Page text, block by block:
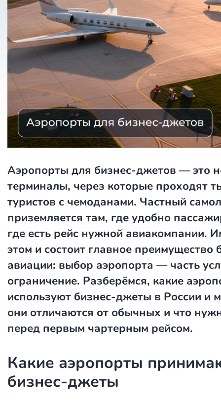
Аэропорты для бизнес-джетов — это
терминалы, через которые проходят
туристов с чемоданами. Частный
приземляется там, где удобно
где есть рейс нужной авиакомпании.
этом и состоит главное преимущество
авиации: выбор аэропорта — часть
ограничение. Разберёмся, какие
используют бизнес-джеты в России и
они отличаются от обычных и что
перед первым чартерным рейсом.
Какие аэропорты
бизнес-джеты